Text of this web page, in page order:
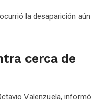
la desaparición aún
cerca de
Valenzuela, informó